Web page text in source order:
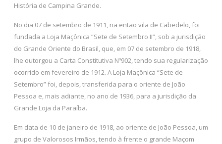
História de Campina Grande.
No dia 07 de setembro de 1911, na então vila de Cabedelo, foi
fundada a Loja Maçônica “Sete de Setembro II”, sob a jurisdição
do Grande Oriente do Brasil, que, em 07 de setembro de 1918,
lhe outorgou a Carta Constitutiva Nº902, tendo sua regularização
ocorrido em fevereiro de 1912. A Loja Maçônica “Sete de
Setembro” foi, depois, transferida para o oriente de João
Pessoa e, mais adiante, no ano de 1936, para a jurisdição da
Grande Loja da Paraíba.
Em data de 10 de janeiro de 1918, ao oriente de João Pessoa, um
grupo de Valorosos Irmãos, tendo à frente o grande Maçom